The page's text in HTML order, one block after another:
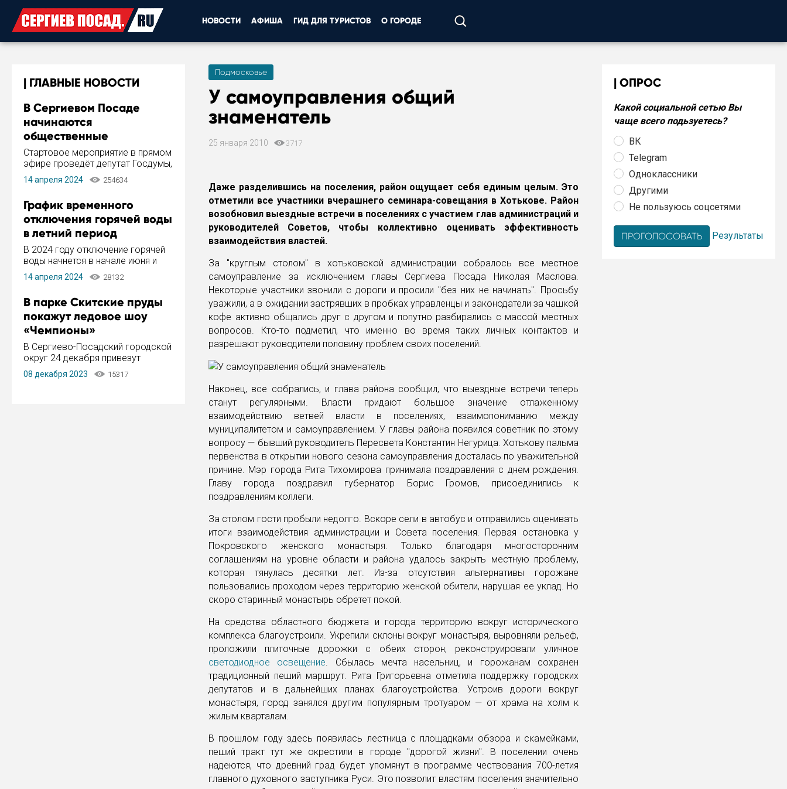
НОВОСТИ АФИША ГИД ДЛЯ ТУРИСТОВ О ГОРОДЕ
ГЛАВНЫЕ НОВОСТИ
В Сергиевом Посаде
начинаются
общественные
обсуждения Стратегии
развития города
Стартовое мероприятие в прямом
эфире проведёт депутат Госдумы,
инициатор и автор Концепции
развития Сергиева Посада и
Пахомов.
14 апреля 2024 254634
График временного
отключения горячей воды
в летний период
В 2024 году отключение горячей
воды начнется в начале июня и
завершится в конце августа.
Период отключения составит не
14 апреля 2024 28132
В парке Скитские пруды
покажут ледовое шоу
«Чемпионы»
В Сергиево-Посадский городской
округ 24 декабря привезут
ледовый тур «Чемпионы»
заслуженного мастера спорта,
08 декабря 2023 15317
Подмосковье
У самоуправления общий
знаменатель
25 января 2010 3717
Даже разделившись на поселения, район ощущает себя единым целым. Это
отметили все участники вчерашнего семинара-совещания в Хотькове. Район
возобновил выездные встречи в поселениях с участием глав администраций и
руководителей Советов, чтобы коллективно оценивать эффективность
взаимодействия властей.
За "круглым столом" в хотьковской администрации собралось все местное
самоуправление за исключением главы Сергиева Посада Николая Маслова.
Некоторые участники звонили с дороги и просили "без них не начинать". Просьбу
уважили, а в ожидании застрявших в пробках управленцы и законодатели за чашкой
кофе активно общались друг с другом и попутно разбирались с массой местных
вопросов. Кто-то подметил, что именно во время таких личных контактов и
разрешают руководители половину проблем своих поселений.
Наконец, все собрались, и глава района сообщил, что выездные встречи теперь
станут регулярными. Власти придают большое значение отлаженному
взаимодействию ветвей власти в поселениях, взаимопониманию между
муниципалитетом и самоуправлением. У главы района появился советник по этому
вопросу — бывший руководитель Пересвета Константин Негурица. Хотькову пальма
первенства в открытии нового сезона самоуправления досталась по уважительной
причине. Мэр города Рита Тихомирова принимала поздравления с днем рождения.
Главу города поздравил губернатор Борис Громов, присоединились к
поздравлениям коллеги.
За столом гости пробыли недолго. Вскоре сели в автобус и отправились оценивать
итоги взаимодействия администрации и Совета поселения. Первая остановка у
Покровского женского монастыря. Только благодаря многосторонним
соглашениям на уровне области и района удалось закрыть местную проблему,
которая тянулась десятки лет. Из-за отсутствия альтернативы горожане
пользовались проходом через территорию женской обители, нарушая ее уклад. Но
скоро старинный монастырь обретет покой.
На средства областного бюджета и города территорию вокруг исторического
комплекса благоустроили. Укрепили склоны вокруг монастыря, выровняли рельеф,
проложили плиточные дорожки с обеих сторон, реконструировали уличное
светодиодное освещение. Сбылась мечта насельниц, и горожанам сохранен
традиционный пеший маршрут. Рита Григорьевна отметила поддержку городских
депутатов и в дальнейших планах благоустройства. Устроив дороги вокруг
монастыря, город занялся другим популярным тротуаром — от храма на холм к
жилым кварталам.
В прошлом году здесь появилась лестница с площадками обзора и скамейками,
пеший тракт тут же окрестили в городе "дорогой жизни". В поселении очень
надеются, что древний град будет упомянут в программе чествования 700-летия
главного духовного заступника Руси. Это позволит властям поселения значительно
ОПРОС
Какой социальной сетью Вы
чаще всего подьзуетесь?
ВК
Telegram
Одноклассники
Другими
Не пользуюсь соцсетями
Результаты